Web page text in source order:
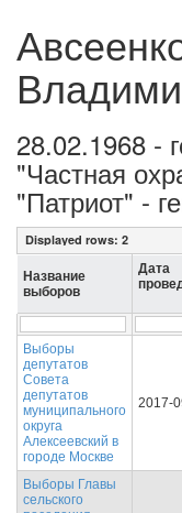
28.02.1968 -
"Частная
"Патриот" -
Displayed rows: 2
Название
выборов
Дата
Выборы
депутатов
Совета
депутатов
муниципального
округа
Алексеевский в
городе Москве
2017-
Выборы Главы
сельского